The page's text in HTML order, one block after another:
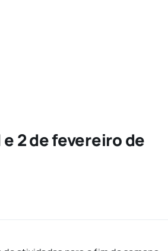
2 de fevereiro de